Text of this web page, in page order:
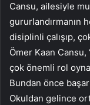
Cansu, ailesiyle
gururlandırmanın
disiplinli çalışıp,
Ömer Kaan Cansu,
çok önemli rol
Bundan önce
Okuldan gelince